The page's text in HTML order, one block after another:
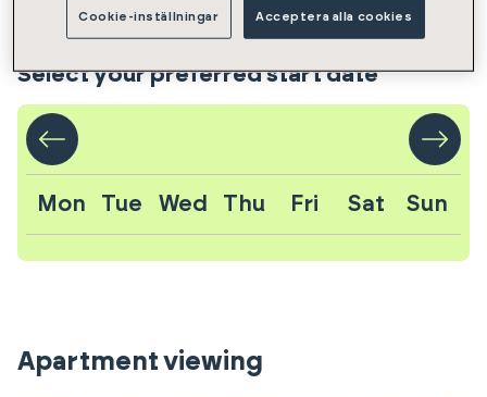
Start date of rental agreement
Select your preferred start date
Mon Tue Wed Thu Fri Sat Sun
Apartment viewing
Cookie-inställningar Acceptera alla cookies